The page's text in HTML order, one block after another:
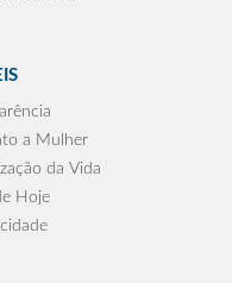
a Mulher
da Vida
Hoje